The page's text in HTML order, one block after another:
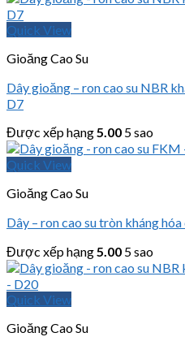
Quick View
Gioăng Cao Su
Dây gioăng – ron cao su NBR
D7
Được xếp hạng5.00 5 sao
Quick View
Gioăng Cao Su
Dây – ron cao su tròn kháng
Được xếp hạng5.00 5 sao
Quick View
Gioăng Cao Su